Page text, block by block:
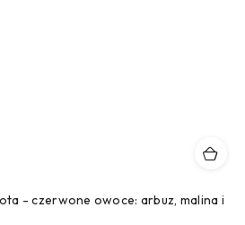
- czerwone owoce: arbuz, malina i